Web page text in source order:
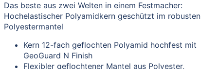
Das beste aus zwei Welten in einem Festmacher:
Hochelastischer Polyamidkern geschützt im robusten
Polyestermantel
Kern 12-fach geflochten Polyamid hochfest mit
GeoGuard N Finish
Flexibler geflochtener Mantel aus Polyester,